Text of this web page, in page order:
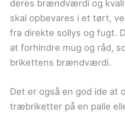
deres brændværdi og
skal opbevares i et tørt,
fra direkte sollys og fugt.
at forhindre mug og råd,
brikettens brændværdi.
Det er også en god ide at
træbriketter på en palle